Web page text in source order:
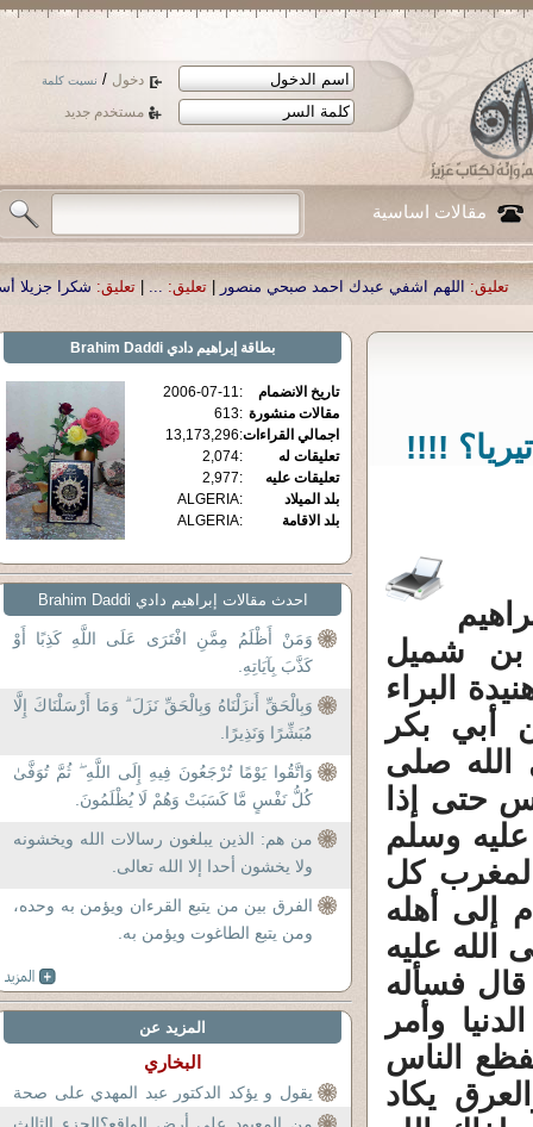
دخول / نسيت كلمة
مستخدم جديد
مقالات اساسية
عبدك احمد صبحي منصور تعليق: ...
|تعليق: شكرا جزيلا أستاذ حمد الحمد
!!!!
بن شميل
البراء
أبي بكر
صلى
حتى إذا
وسلم
كل
إلى أهله
الله عليه
فسأله
وأمر
الناس
يكاد
بطاقة إبراهيم دادي Brahim Daddi
تاريخ الانضمام :
2006-07-11
مقالات منشورة :
613
اجمالي القراءات:
13,173,296
تعليقات له
:
2,074
تعليقات عليه
:
2,977
بلد الميلاد
:
ALGERIA
بلد الاقامة
:
ALGERIA
احدث مقالات إبراهيم دادي Brahim Daddi
وَمَنْ أَظْلَمُ مِمَّنِ افْتَرَى عَلَى اللَّهِ كَذِبًا أَوْ
كَذَّبَ بِآيَاتِهِ.
وَبِالْحَقِّ أَنزَلْنَاهُ وَبِالْحَقِّ نَزَلَ ۗ وَمَا أَرْسَلْنَاكَ إِلَّا
مُبَشِّرًا وَنَذِيرًا.
وَاتَّقُوا يَوْمًا تُرْجَعُونَ فِيهِ إِلَى اللَّهِ ۖ ثُمَّ تُوَفَّىٰ
كُلُّ نَفْسٍ مَّا كَسَبَتْ وَهُمْ لَا يُظْلَمُونَ.
من هم: الذين يبلغون رسالات الله ويخشونه
ولا يخشون أحدا إلا الله تعالى.
الفرق بين من يتبع القرءان ويؤمن به وحده،
ومن يتبع الطاغوت ويؤمن به.
المزيد عن
البخاري
يقول و يؤكد الدكتور عبد المهدي على صحة
البخاري كله،